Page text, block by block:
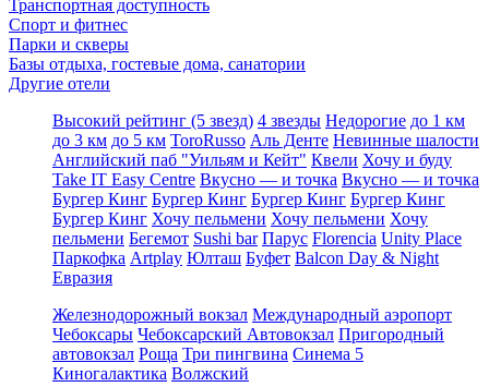
Транспортная доступность
Спорт и фитнес
Парки и скверы
Базы отдыха, гостевые дома, санатории
Другие отели
Высокий рейтинг (5 звезд) 4 звезды Недорогие до 1 км
до 3 км до 5 км ToroRusso Аль Денте Невинные шалости
Английский паб "Уильям и Кейт" Квели Хочу и буду
Take IT Easy Centre Вкусно — и точка Вкусно — и точка
Бургер Кинг Бургер Кинг Бургер Кинг Бургер Кинг
Бургер Кинг Хочу пельмени Хочу пельмени Хочу
пельмени Бегемот Sushi bar Парус Florencia Unity Place
Паркофка Artplay Юлташ Буфет Balcon Day & Night
Евразия
Железнодорожный вокзал Международный аэропорт
Чебоксары Чебоксарский Автовокзал Пригородный
автовокзал Роща Три пингвина Синема 5
Киногалактика Волжский